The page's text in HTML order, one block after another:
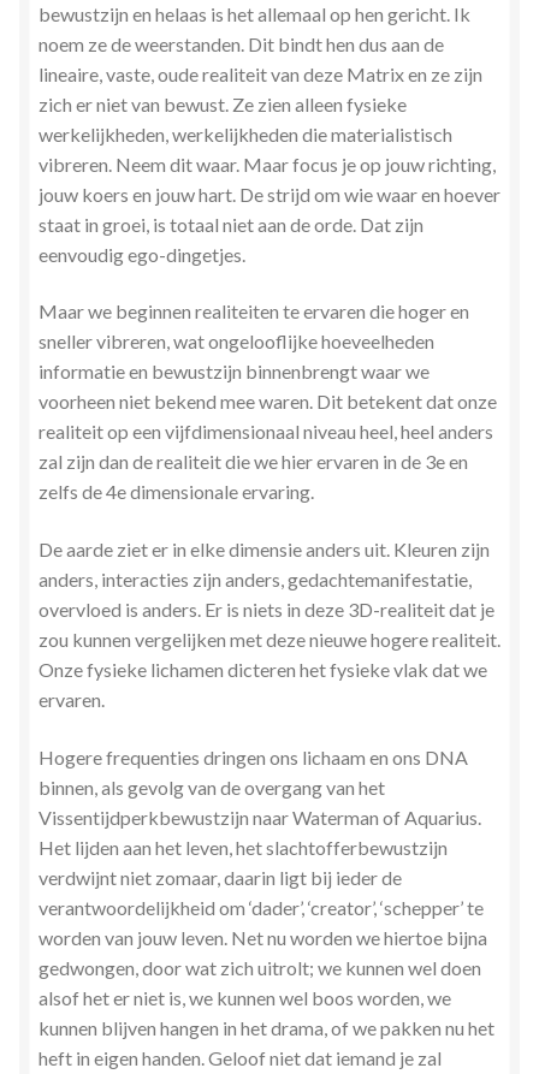
bewustzijn en helaas is het allemaal op hen gericht. Ik
noem ze de weerstanden. Dit bindt hen dus aan de
lineaire, vaste, oude realiteit van deze Matrix en ze zijn
zich er niet van bewust. Ze zien alleen fysieke
werkelijkheden, werkelijkheden die materialistisch
vibreren. Neem dit waar. Maar focus je op jouw richting,
jouw koers en jouw hart. De strijd om wie waar en hoever
staat in groei, is totaal niet aan de orde. Dat zijn
eenvoudig ego-dingetjes.
Maar we beginnen realiteiten te ervaren die hoger en
sneller vibreren, wat ongelooflijke hoeveelheden
informatie en bewustzijn binnenbrengt waar we
voorheen niet bekend mee waren. Dit betekent dat onze
realiteit op een vijfdimensionaal niveau heel, heel anders
zal zijn dan de realiteit die we hier ervaren in de 3e en
zelfs de 4e dimensionale ervaring.
De aarde ziet er in elke dimensie anders uit. Kleuren zijn
anders, interacties zijn anders, gedachtemanifestatie,
overvloed is anders. Er is niets in deze 3D-realiteit dat je
zou kunnen vergelijken met deze nieuwe hogere realiteit.
Onze fysieke lichamen dicteren het fysieke vlak dat we
ervaren.
Hogere frequenties dringen ons lichaam en ons DNA
binnen, als gevolg van de overgang van het
Vissentijdperkbewustzijn naar Waterman of Aquarius.
Het lijden aan het leven, het slachtofferbewustzijn
verdwijnt niet zomaar, daarin ligt bij ieder de
verantwoordelijkheid om ‘dader’, ‘creator’, ‘schepper’ te
worden van jouw leven. Net nu worden we hiertoe bijna
gedwongen, door wat zich uitrolt; we kunnen wel doen
alsof het er niet is, we kunnen wel boos worden, we
kunnen blijven hangen in het drama, of we pakken nu het
heft in eigen handen. Geloof niet dat iemand je zal